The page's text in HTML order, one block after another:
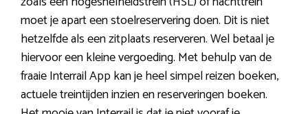
moet je apart een stoelreservering doen. Dit is niet
hetzelfde als een zitplaats reserveren. Wel betaal je
hiervoor een kleine vergoeding. Met behulp van de
fraaie Interrail App kan je heel simpel reizen boeken,
actuele treintijden inzien en reserveringen boeken.